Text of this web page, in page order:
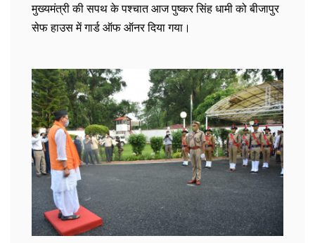
मुख्यमंत्री की सपथ के पश्चात आज पुष्कर सिंह धामी को बीजापुर
सेफ हाउस में गार्ड ऑफ ऑनर दिया गया।